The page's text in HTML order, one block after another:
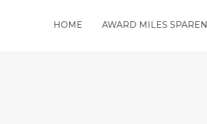
HOME AWARD MILES SPAREN